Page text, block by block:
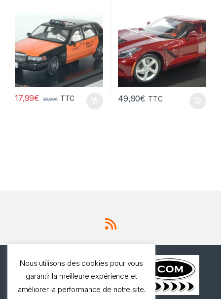
17,99€ 39,60€ TTC 49,90€ TTC
Nous utilisons des cookies pour vous
garantir la meilleure expérience et
améliorer la performance de notre site.